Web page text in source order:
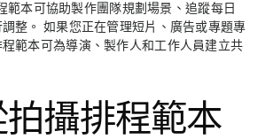
範本可協助製作團隊規劃場景、追蹤每日
整。 如果您正在管理短片、廣告或專題專
範本可為導演、製作人和工作人員建立共
攝排程範本